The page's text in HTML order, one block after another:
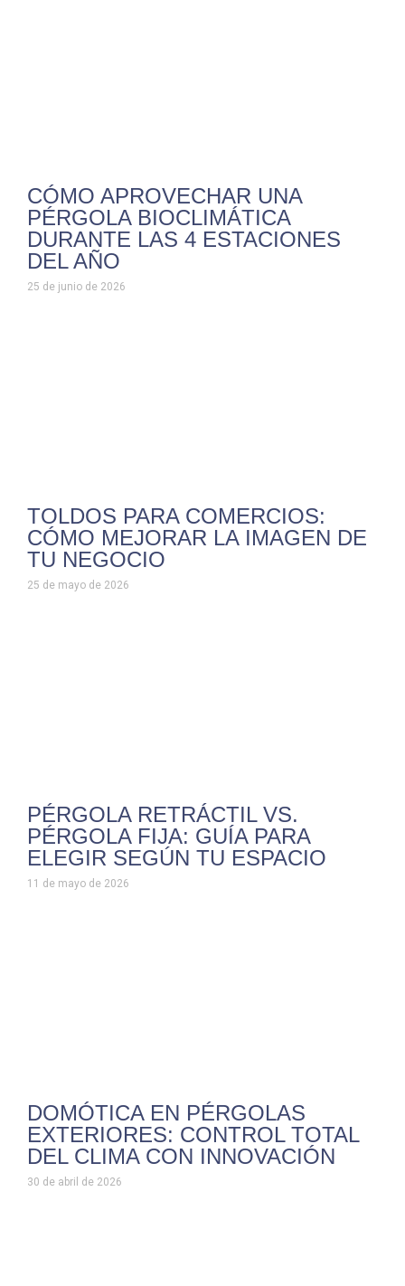
CÓMO APROVECHAR UNA
PÉRGOLA BIOCLIMÁTICA
DURANTE LAS 4 ESTACIONES
DEL AÑO
25 de junio de 2026
TOLDOS PARA COMERCIOS:
CÓMO MEJORAR LA IMAGEN DE
TU NEGOCIO
25 de mayo de 2026
PÉRGOLA RETRÁCTIL VS.
PÉRGOLA FIJA: GUÍA PARA
ELEGIR SEGÚN TU ESPACIO
11 de mayo de 2026
DOMÓTICA EN PÉRGOLAS
EXTERIORES: CONTROL TOTAL
DEL CLIMA CON INNOVACIÓN
30 de abril de 2026